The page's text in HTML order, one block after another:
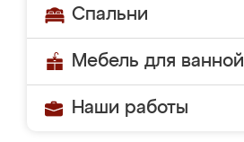
Спальни
Мебель для ванной
Наши работы